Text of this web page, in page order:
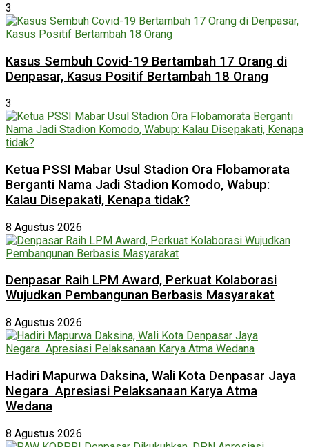
3
Kasus Sembuh Covid-19 Bertambah 17 Orang di
Denpasar, Kasus Positif Bertambah 18 Orang
3
Ketua PSSI Mabar Usul Stadion Ora Flobamorata
Berganti Nama Jadi Stadion Komodo, Wabup:
Kalau Disepakati, Kenapa tidak?
8 Agustus 2026
Denpasar Raih LPM Award, Perkuat Kolaborasi
Wujudkan Pembangunan Berbasis Masyarakat
8 Agustus 2026
Hadiri Mapurwa Daksina, Wali Kota Denpasar Jaya
Negara Apresiasi Pelaksanaan Karya Atma
Wedana
8 Agustus 2026